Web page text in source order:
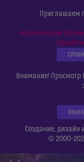
Приглашаем
«Космическое
Внимание! Просмотр
Создание, дизайн
© 2000-